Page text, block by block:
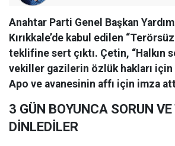
Anahtar Parti Genel Başkan
Kırıkkale’de kabul edilen
teklifine sert çıktı. Çetin, “Halkın
vekiller gazilerin özlük hakları için
Apo ve avanesinin affı için imza
3 GÜN BOYUNCA SORUN
DİNLEDİLER